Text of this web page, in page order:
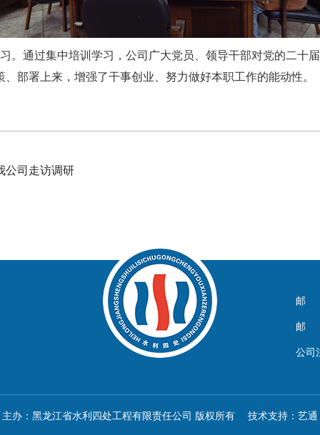
。通过集中培训学习，公司广大党员、领导干部对党的二十
部署上来，增强了干事创业、努力做好本职工作的能动性。
公司走访调研
邮
邮
公司
主办：黑龙江省水利四处工程有限责任公司 版权所有 技术支持： 艺通